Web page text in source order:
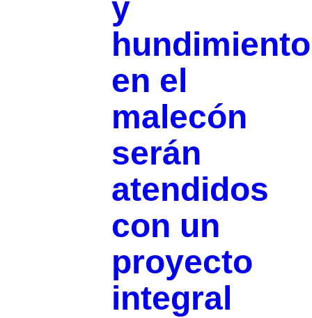
y
en el
malecón
serán
atendidos
con un
proyecto
integral